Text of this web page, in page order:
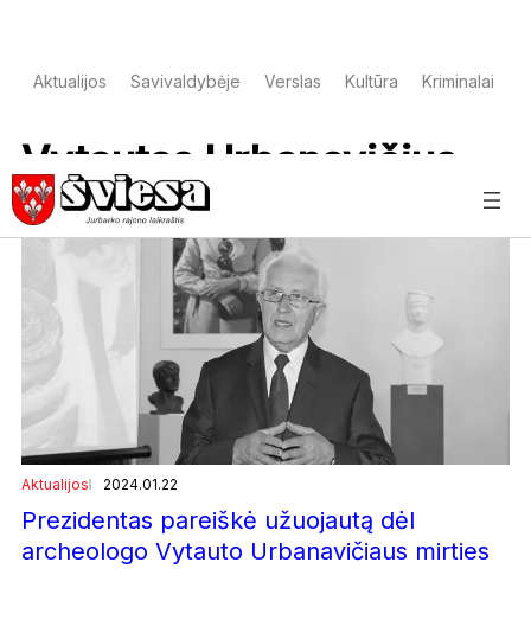
Aktualijos Savivaldybėje Verslas Kultūra Kriminalai
Vytautas Urbanavičius
Aktualijos 2024.01.22
Prezidentas pareiškė užuojautą dėl
archeologo Vytauto Urbanavičiaus mirties